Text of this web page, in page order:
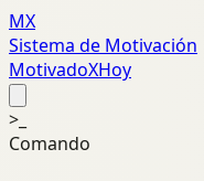
MX
Sistema de Motivación
MotivadoXHoy
>_
Comando